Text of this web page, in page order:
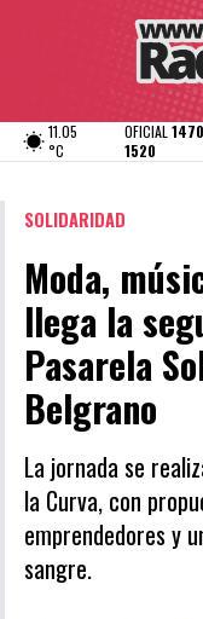
11.05
°C
OFICIAL
1520
SOLIDARIDAD
Moda,
llega la
Pasarela
Belgrano
La jornada se
la Curva, con
emprendedores y
sangre.